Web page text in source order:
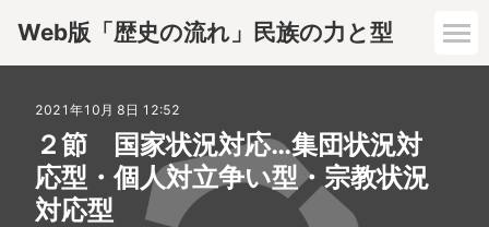
Web版「歴史の流れ」民族の力と型
2章
2021年10月 8日 12:52
２節 国家状況対応…集団状況対
応型・個人対立争い型・宗教状況
対応型